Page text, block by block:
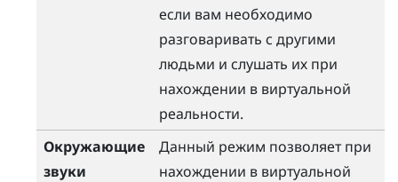
если вам необходимо
разговаривать с другими
людьми и слушать их при
нахождении в виртуальной
реальности.
Окружающие
звуки
Данный режим позволяет при
нахождении в виртуальной